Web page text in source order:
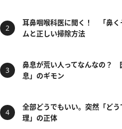
耳鼻咽喉科医に聞く！ 「鼻く
ムと正しい掃除方法
鼻息が荒い人ってなんなの？
息」のギモン
全部どうでもいい。突然「ど
理」の正体